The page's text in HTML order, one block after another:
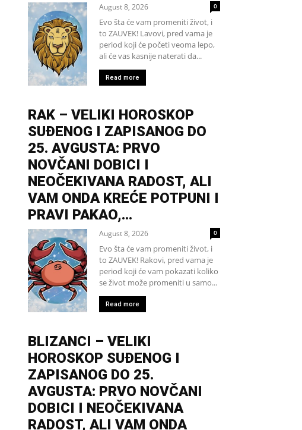
August 8, 2026 0
Evo šta će vam promeniti život, i
to ZAUVEK! Lavovi, pred vama je
period koji će početi veoma lepo,
ali će vas kasnije naterati da...
Read more
RAK – VELIKI HOROSKOP
SUĐENOG I ZAPISANOG DO
25. AVGUSTA: PRVO
NOVČANI DOBICI I
NEOČEKIVANA RADOST, ALI
VAM ONDA KREĆE POTPUNI I
PRAVI PAKAO,...
August 8, 2026 0
Evo šta će vam promeniti život, i
to ZAUVEK! Rakovi, pred vama je
period koji će vam pokazati koliko
se život može promeniti u samo...
Read more
BLIZANCI – VELIKI
HOROSKOP SUĐENOG I
ZAPISANOG DO 25.
AVGUSTA: PRVO NOVČANI
DOBICI I NEOČEKIVANA
RADOST, ALI VAM ONDA